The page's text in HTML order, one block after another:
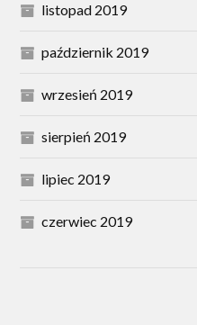
listopad 2019
październik 2019
wrzesień 2019
sierpień 2019
lipiec 2019
czerwiec 2019